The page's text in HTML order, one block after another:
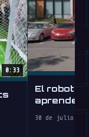
0:33
El robot
aprende a
30 de julio de